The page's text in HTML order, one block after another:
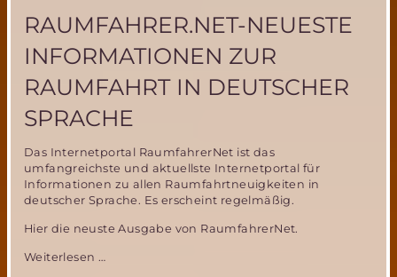
RAUMFAHRER.NET-NEUESTE
INFORMATIONEN ZUR
RAUMFAHRT IN DEUTSCHER
SPRACHE
Das Internetportal RaumfahrerNet ist das
umfangreichste und aktuellste Internetportal für
Informationen zu allen Raumfahrtneuigkeiten in
deutscher Sprache. Es erscheint regelmäßig.
Hier die neuste Ausgabe von RaumfahrerNet.
Weiterlesen …